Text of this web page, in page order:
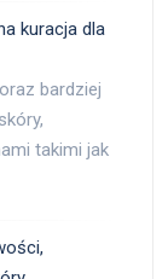
kuracja dla
bardziej
takimi jak